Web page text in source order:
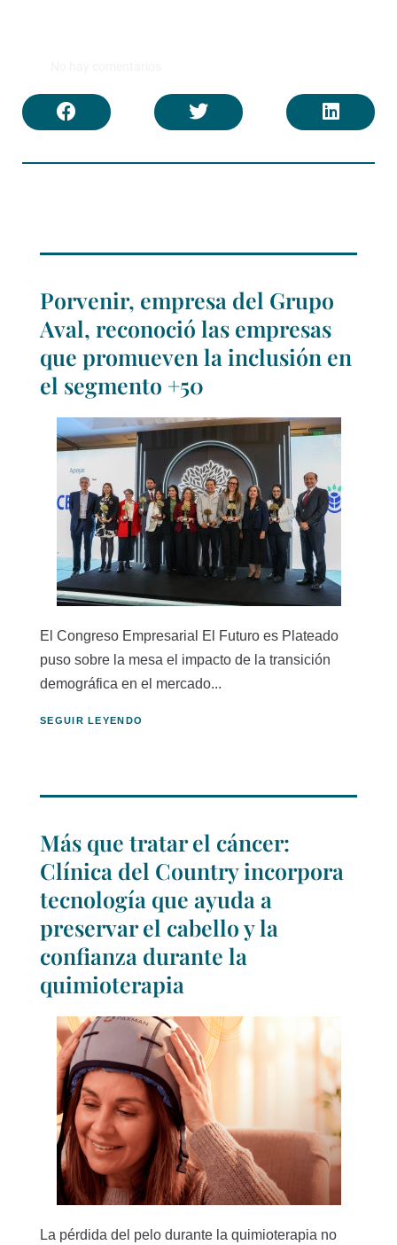
Porvenir, empresa del Grupo
Aval, reconoció las empresas
que promueven la inclusión en
el segmento +50
El Congreso Empresarial El Futuro es Plateado
puso sobre la mesa el impacto de la transición
demográfica en el mercado...
SEGUIR LEYENDO
Más que tratar el cáncer:
Clínica del Country incorpora
tecnología que ayuda a
preservar el cabello y la
confianza durante la
quimioterapia
La pérdida del pelo durante la quimioterapia no